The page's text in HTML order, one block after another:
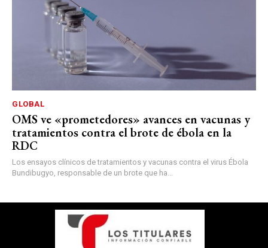
GLOBAL
OMS ve «prometedores» avances en vacunas y
tratamientos contra el brote de ébola en la
RDC
Los ensayos clínicos de tratamientos y vacunas contra el virus Ébola
Bundibugyo, responsable de un brote que ha...